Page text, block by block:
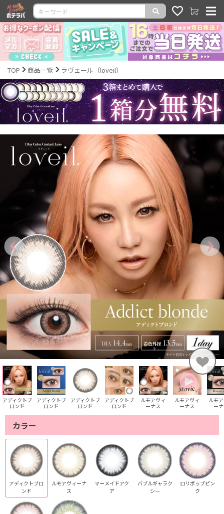
TOP 商品一覧 ラヴェール（loveil）
アディクトブ
ロンド
アディクトブ
ロンド
アディクトブ
ロンド
アディクトブ
ロンド
ルモアヴィ
ーナス
ルモアヴィ
ーナス
ルモ
ー
カラー
アディクトブロ
ンド
ルモアヴィーナ
ス
マーメイドアク
ア
バブルギャラク
シー
ロリポップピン
ク